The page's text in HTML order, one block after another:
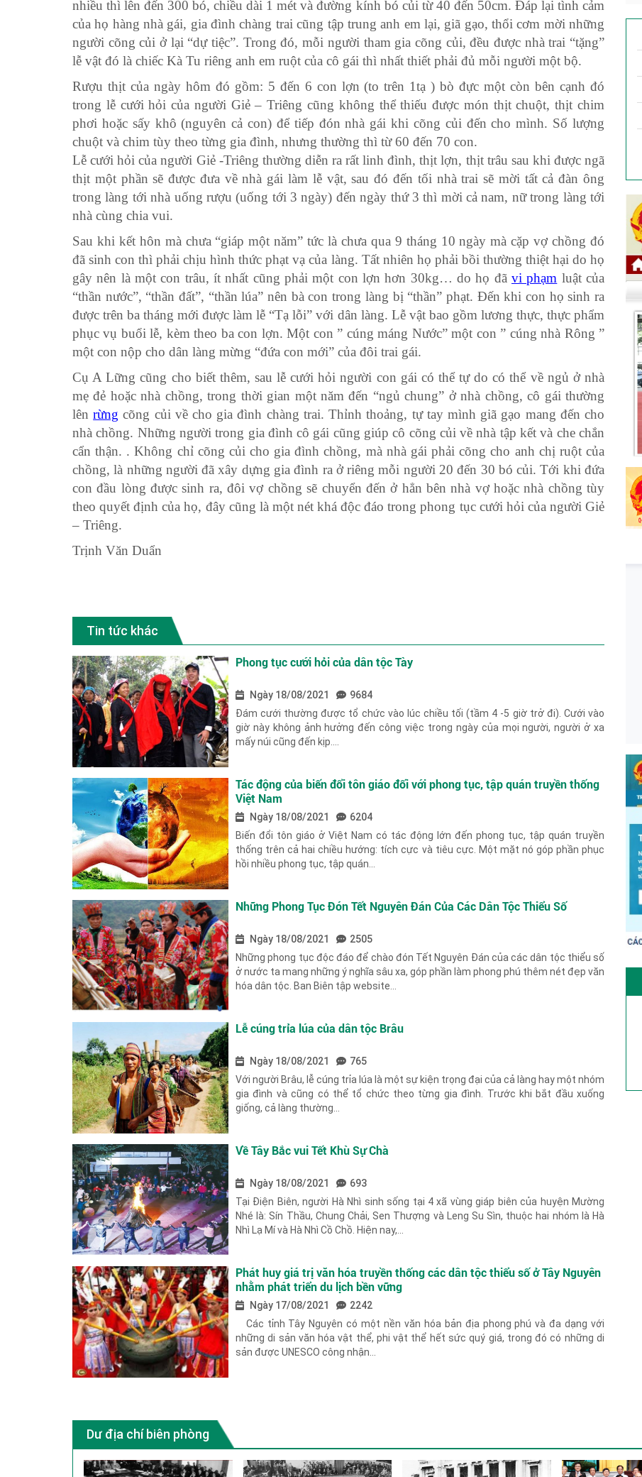
nhiều thì lên đến 300 bó, chiều dài 1 mét và đường kính bó củi từ 40 đến 50cm. Đáp lại tình cảm
của họ hàng nhà gái, gia đình chàng trai cũng tập trung anh em lại, giã gạo, thổi cơm mời những
người cõng củi ở lại “dự tiệc”. Trong đó, mỗi người tham gia cõng củi, đều được nhà trai “tặng”
lễ vật đó là chiếc Kà Tu riêng anh em ruột của cô gái thì nhất thiết phải đủ mỗi người một bộ.
Rượu thịt của ngày hôm đó gồm: 5 đến 6 con lợn (to trên 1tạ ) bò đực một còn bên cạnh đó
trong lễ cưới hỏi của người Giẻ – Triêng cũng không thể thiếu được món thịt chuột, thịt chim
phơi hoặc sấy khô (nguyên cả con) để tiếp đón nhà gái khi cõng củi đến cho mình. Số lượng
chuột và chim tùy theo từng gia đình, nhưng thường thì từ 60 đến 70 con.
Lễ cưới hỏi của người Giẻ -Triêng thường diễn ra rất linh đình, thịt lợn, thịt trâu sau khi được ngã
thịt một phần sẽ được đưa về nhà gái làm lễ vật, sau đó đến tối nhà trai sẽ mời tất cả đàn ông
trong làng tới nhà uống rượu (uống tới 3 ngày) đến ngày thứ 3 thì mời cả nam, nữ trong làng tới
nhà cùng chia vui.
Sau khi kết hôn mà chưa “giáp một năm” tức là chưa qua 9 tháng 10 ngày mà cặp vợ chồng đó
đã sinh con thì phải chịu hình thức phạt vạ của làng. Tất nhiên họ phải bồi thường thiệt hại do họ
gây nên là một con trâu, ít nhất cũng phải một con lợn hơn 30kg… do họ đã vi phạm luật của
“thần nước”, “thần đất”, “thần lúa” nên bà con trong làng bị “thần” phạt. Đến khi con họ sinh ra
được trên ba tháng mới được làm lễ “Tạ lỗi” với dân làng. Lễ vật bao gồm lương thực, thực phẩm
phục vụ buổi lễ, kèm theo ba con lợn. Một con ” cúng máng Nước” một con ” cúng nhà Rông ”
một con nộp cho dân làng mừng “đứa con mới” của đôi trai gái.
Cụ A Lững cũng cho biết thêm, sau lễ cưới hỏi người con gái có thể tự do có thể về ngủ ở nhà
mẹ đẻ hoặc nhà chồng, trong thời gian một năm đến “ngủ chung” ở nhà chồng, cô gái thường
lênrừng cõng củi về cho gia đình chàng trai. Thỉnh thoảng, tự tay mình giã gạo mang đến cho
nhà chồng. Những người trong gia đình cô gái cũng giúp cô cõng củi về nhà tập kết và che chắn
cẩn thận. . Không chỉ cõng củi cho gia đình chồng, mà nhà gái phải cõng cho anh chị ruột của
chồng, là những người đã xây dựng gia đình ra ở riêng mỗi người 20 đến 30 bó củi. Tới khi đứa
con đầu lòng được sinh ra, đôi vợ chồng sẽ chuyển đến ở hẳn bên nhà vợ hoặc nhà chồng tùy
theo quyết định của họ, đây cũng là một nét khá độc đáo trong phong tục cưới hỏi của người Giẻ
– Triêng.
Trịnh Văn Duẩn
Tin tức khác
Phong tục cưới hỏi của dân tộc Tày
Ngày 18/08/2021
9684
Đám cưới thường được tổ chức vào lúc chiều tối (tầm 4 -5 giờ trở đi). Cưới vào
giờ này không ảnh hưởng đến công việc trong ngày của mọi người, người ở xa
mấy núi cũng đến kịp....
Tác động của biến đổi tôn giáo đối với phong tục, tập quán truyền thống
Việt Nam
Ngày 18/08/2021
6204
Biến đổi tôn giáo ở Việt Nam có tác động lớn đến phong tục, tập quán truyền
thống trên cả hai chiều hướng: tích cực và tiêu cực. Một mặt nó góp phần phục
hồi nhiều phong tục, tập quán...
Những Phong Tục Đón Tết Nguyên Đán Của Các Dân Tộc Thiểu Số
Ngày 18/08/2021
2505
Những phong tục độc đáo để chào đón Tết Nguyên Đán của các dân tộc thiểu số
ở nước ta mang những ý nghĩa sâu xa, góp phần làm phong phú thêm nét đẹp văn
hóa dân tộc. Ban Biên tập website...
Lễ cúng trỉa lúa của dân tộc Brâu
Ngày 18/08/2021
765
Với người Brâu, lễ cúng trỉa lúa là một sự kiện trọng đại của cả làng hay một nhóm
gia đình và cũng có thể tổ chức theo từng gia đình. Trước khi bắt đầu xuống
giống, cả làng thường...
Về Tây Bắc vui Tết Khù Sự Chà
Ngày 18/08/2021
693
Tại Điện Biên, người Hà Nhì sinh sống tại 4 xã vùng giáp biên của huyện Mường
Nhé là: Sín Thầu, Chung Chải, Sen Thượng và Leng Su Sìn, thuộc hai nhóm là Hà
Nhì Lạ Mí và Hà Nhì Cồ Chồ. Hiện nay,...
Phát huy giá trị văn hóa truyền thống các dân tộc thiểu số ở Tây Nguyên
nhằm phát triển du lịch bền vững
Ngày 17/08/2021
2242
Các tỉnh Tây Nguyên có một nền văn hóa bản địa phong phú và đa dạng với
những di sản văn hóa vật thể, phi vật thể hết sức quý giá, trong đó có những di
sản được UNESCO công nhận...
Dư địa chí biên phòng